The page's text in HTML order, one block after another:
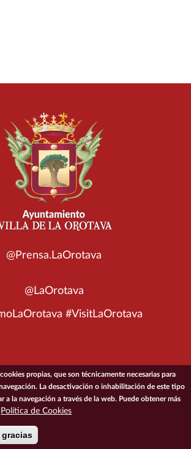
@Prensa.LaOrotava
@LaOrotava
#VisitLaOrotava
de la Villa de La Orotava
DE USO
DE COOKIES
propias, que son técnicamente necesarias para
La desactivación o inhabilitación de este tipo
a la navegación a través de la web. Puede obtener más
Política de Cookies
gracias